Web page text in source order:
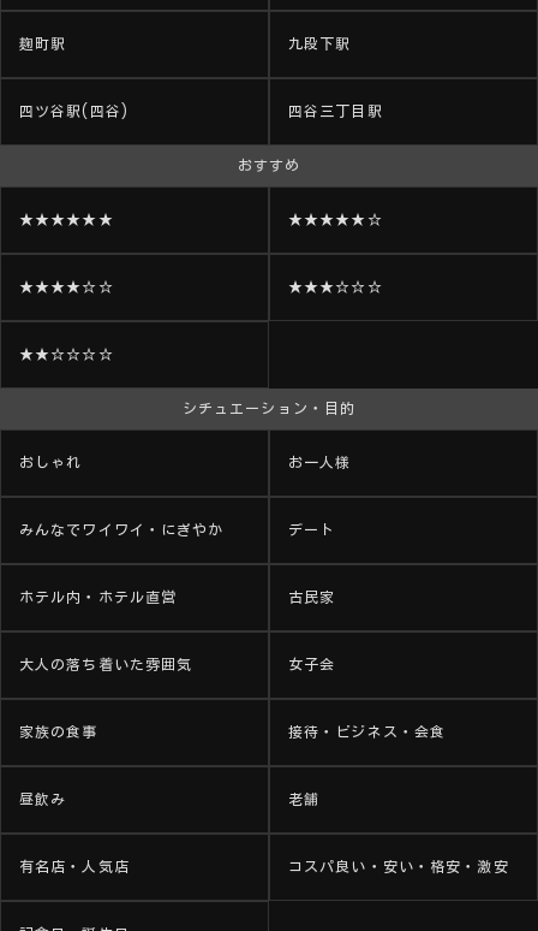
麹町駅 九段下駅
四ツ谷駅(四谷) 四谷三丁目駅
おすすめ
★★★★★★ ★★★★★☆
★★★★☆☆ ★★★☆☆☆
★★☆☆☆☆
シチュエーション・目的
おしゃれ お一人様
みんなでワイワイ・にぎやか デート
ホテル内・ホテル直営 古民家
大人の落ち着いた雰囲気 女子会
家族の食事 接待・ビジネス・会食
昼飲み 老舗
有名店・人気店 コスパ良い・安い・格安・激安